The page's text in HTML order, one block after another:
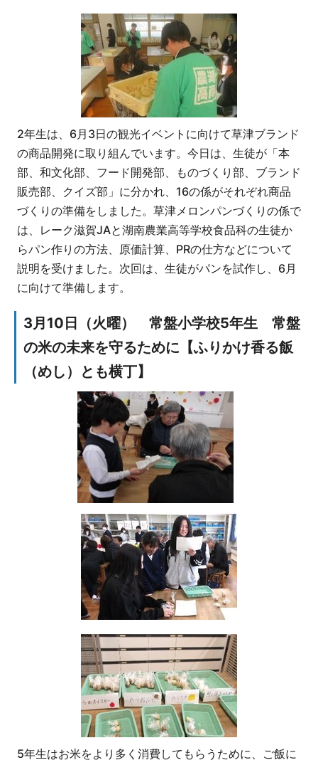
2年生は、6月3日の観光イベントに向けて草津ブランド
の商品開発に取り組んでいます。今日は、生徒が「本
部、和文化部、フード開発部、ものづくり部、ブランド
販売部、クイズ部」に分かれ、16の係がそれぞれ商品
づくりの準備をしました。草津メロンパンづくりの係で
は、レーク滋賀JAと湖南農業高等学校食品科の生徒か
らパン作りの方法、原価計算、PRの仕方などについて
説明を受けました。次回は、生徒がパンを試作し、6月
に向けて準備します。
3月10日（火曜） 常盤小学校5年生 常盤
の米の未来を守るために【ふりかけ香る飯
（めし）とも横丁】
5年生はお米をより多く消費してもらうために、ご飯に